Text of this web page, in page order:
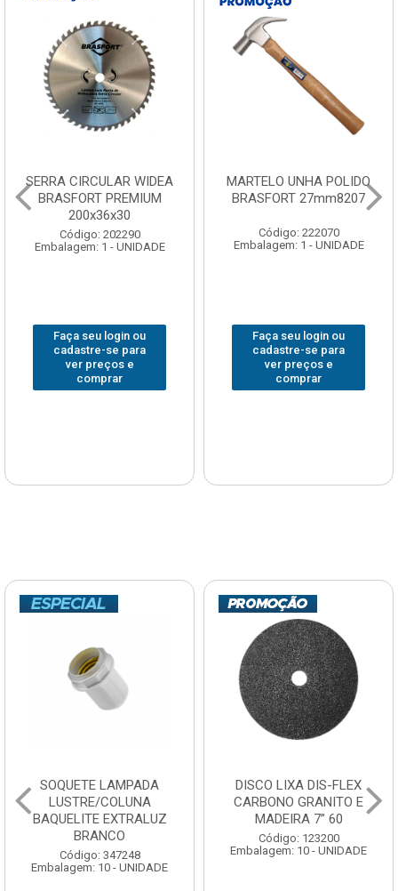
SERRA CIRCULAR WIDEA
BRASFORT PREMIUM
200x36x30
Código: 202290
Embalagem: 1 - UNIDADE
Faça seu login ou
cadastre-se para
ver preços e
comprar
MARTELO UNHA POLIDO
BRASFORT 27mm8207
Código: 222070
Embalagem: 1 - UNIDADE
Faça seu login ou
cadastre-se para
ver preços e
comprar
SOQUETE LAMPADA
LUSTRE/COLUNA
BAQUELITE EXTRALUZ
BRANCO
Código: 347248
Embalagem: 10 - UNIDADE
DISCO LIXA DIS-FLEX
CARBONO GRANITO E
MADEIRA 7” 60
Código: 123200
Embalagem: 10 - UNIDADE